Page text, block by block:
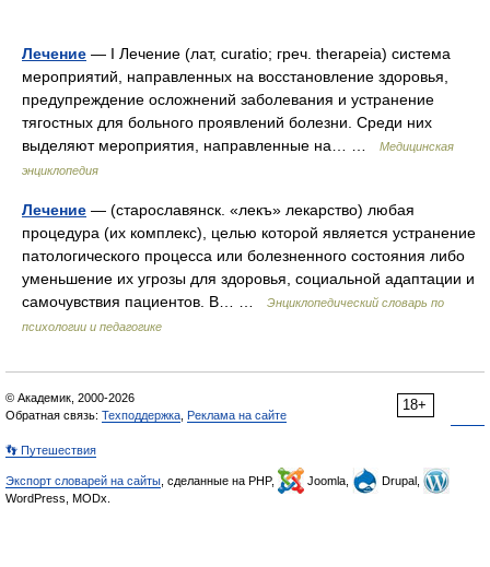
Лечение — I Лечение (лат, curatio; греч. therapeia) система
мероприятий, направленных на восстановление здоровья,
предупреждение осложнений заболевания и устранение
тягостных для больного проявлений болезни. Среди них
выделяют мероприятия, направленные на… …
Медицинская
энциклопедия
Лечение — (старославянск. «лекъ» лекарство) любая
процедура (их комплекс), целью которой является устранение
патологического процесса или болезненного состояния либо
уменьшение их угрозы для здоровья, социальной адаптации и
самочувствия пациентов. В… …
Энциклопедический словарь по
психологии и педагогике
18+
© Академик, 2000-2026
Обратная связь: Техподдержка Реклама на сайте
👣 Путешествия
Экспорт словарей на сайты , сделанные на PHP, Joomla,
Drupal,
WordPress, MODx.